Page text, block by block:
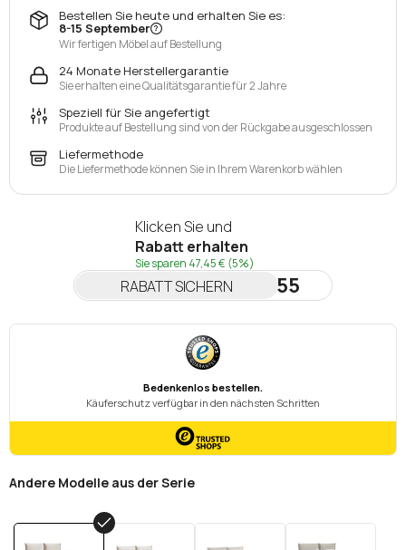
Bestellen Sie heute und erhalten Sie es:
8-15 September
Wir fertigen Möbel auf Bestellung
24 Monate Herstellergarantie
Sie erhalten eine Qualitätsgarantie für 2 Jahre
Speziell für Sie angefertigt
Produkte auf Bestellung sind von der Rückgabe ausgeschlossen
Liefermethode
Die Liefermethode können Sie in Ihrem Warenkorb wählen
Klicken Sie und
Rabatt erhalten
Sie sparen 47,45 € (5%)
RABATT SICHERN
NEWSLETTER55
Andere Modelle aus der Serie